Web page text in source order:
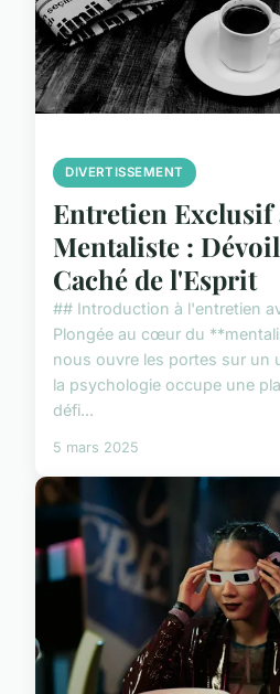
DIVERTISSEMENT
Entretien Exclusif
Mentaliste :
Caché de l'Esprit
## Introduction à l'entretien
Plongée au cœur du
nous ouvre les portes sur un
la psychologie occupe une
défi...
5 mars 2025